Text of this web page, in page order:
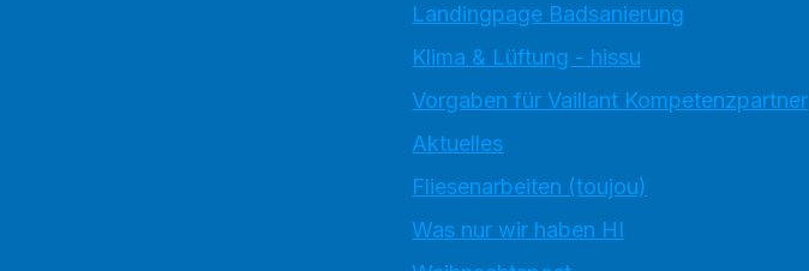
Landingpage Badsanierung
Klima & Lüftung - hissu
Vorgaben für Vaillant Kompetenzpartner
Aktuelles
Fliesenarbeiten (toujou)
Was nur wir haben HI